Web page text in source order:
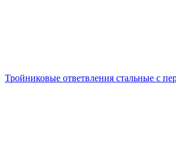
Тройниковые ответвления стальные с